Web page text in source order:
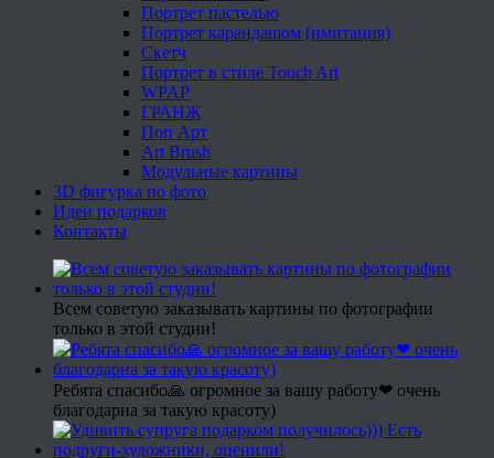
Портрет пастелью
Портрет карандашом (имитация)
Скетч
Портрет в стиле Touch Art
WPAP
ГРАНЖ
Поп Арт
Art Brush
Модульные картины
3D фигурка по фото
Идеи подарков
Контакты
Всем советую заказывать картины по фотографии
только в этой студии!
Ребята спасибо🙏 огромное за вашу работу❤ очень
благодарна за такую красоту)